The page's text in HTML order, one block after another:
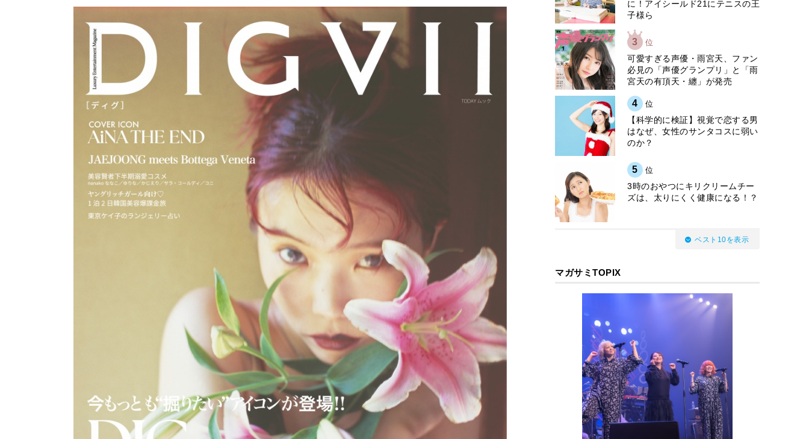
に！アイシールド21にテニスの王
子様ら
3 位
可愛すぎる声優・雨宮天、ファン
必見の「声優グランプリ」と「雨
宮天の有頂天・纏」が発売
4 位
【科学的に検証】視覚で恋する男
はなぜ、女性のサンタコスに弱い
のか？
5 位
3時のおやつにキリクリームチー
ズは、太りにくく健康になる！？
ベスト10を表示
マガサミTOPIX